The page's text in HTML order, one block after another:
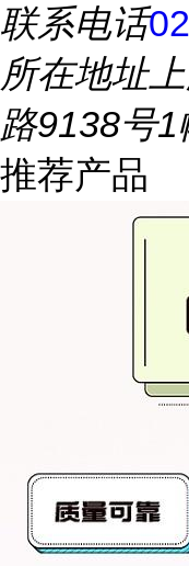
联系电话
所在地址
路9138号1
推荐产品